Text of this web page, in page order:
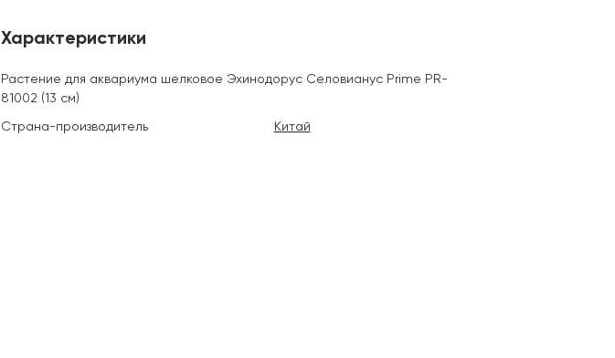
Характеристики
Растение для аквариума шелковое Эхинодорус Селовианус Prime PR-
81002 (13 см)
Страна-производитель
Китай